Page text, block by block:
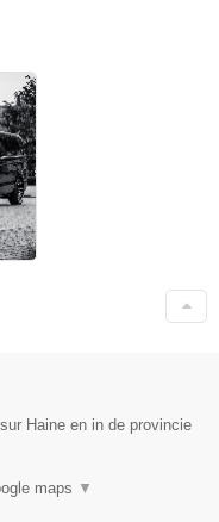
Haine en in de provincie
maps ▼